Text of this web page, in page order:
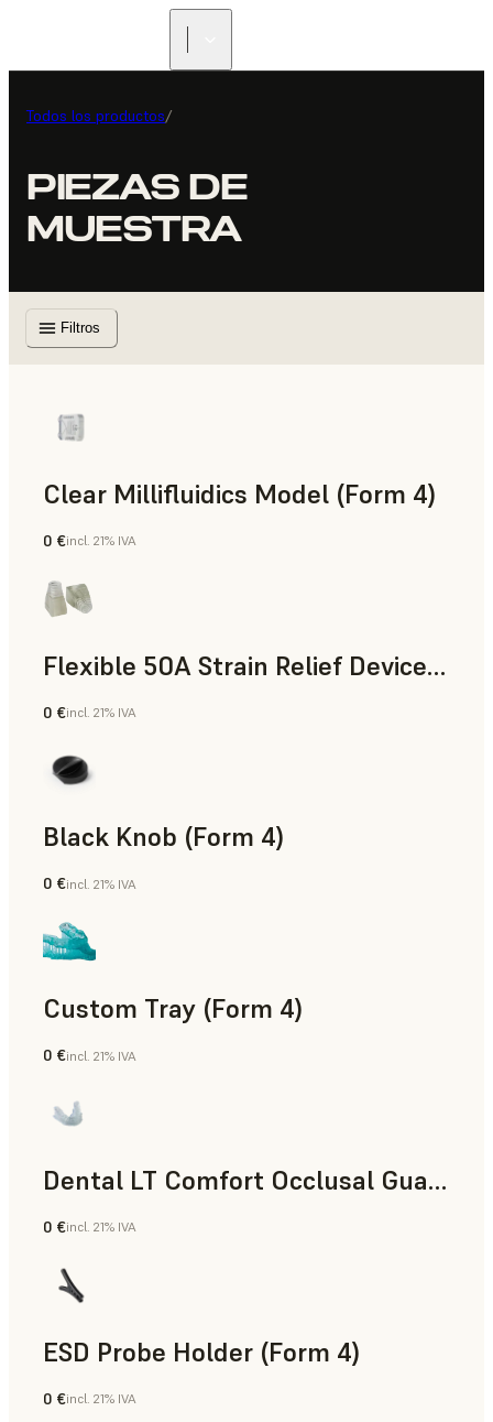
Todos los productos/
PIEZAS DE
MUESTRA
Filtros
Clear Millifluidics Model (Form 4)
Estándar
0 €incl. 21% IVA
Flexible 50A Strain Relief Device (Form 4)
Ingeniería
0 €incl. 21% IVA
Black Knob (Form 4)
Estándar
0 €incl. 21% IVA
Custom Tray (Form 4)
Odontología
0 €incl. 21% IVA
Dental LT Comfort Occlusal Guard (Form 4)
Odontología
0 €incl. 21% IVA
ESD Probe Holder (Form 4)
Ingeniería
0 €incl. 21% IVA